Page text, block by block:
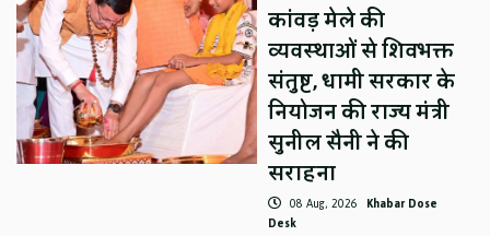
कांवड़ मेले की
व्यवस्थाओं से शिवभक्त
संतुष्ट, धामी सरकार के
नियोजन की राज्य मंत्री
सुनील सैनी ने की
सराहना
08 Aug, 2026 Khabar Dose
Desk